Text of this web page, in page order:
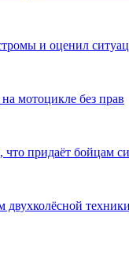
и оценил
мотоцикле без прав
придаёт бойцам
двухколёсной техники